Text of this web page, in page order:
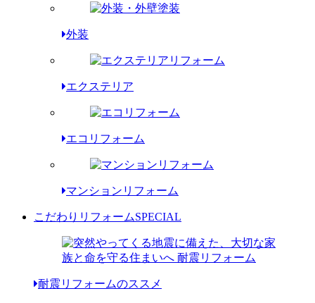
外装
エクステリア
エコリフォーム
マンションリフォーム
こだわりリフォームSPECIAL
耐震リフォームのススメ